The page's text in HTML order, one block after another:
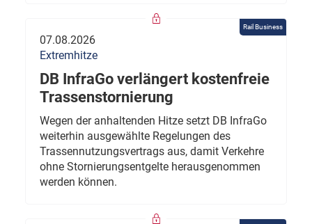
Rail Business
07.08.2026
Extremhitze
DB InfraGo verlängert kostenfreie
Trassenstornierung
Wegen der anhaltenden Hitze setzt DB InfraGo
weiterhin ausgewählte Regelungen des
Trassennutzungsvertrags aus, damit Verkehre
ohne Stornierungsentgelte herausgenommen
werden können.